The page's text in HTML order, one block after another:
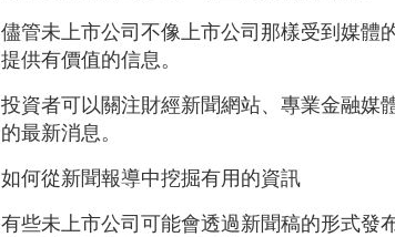
儘管未上市公司不像上市公司那樣受到媒體
提供有價值的信息。
投資者可以關注財經新聞網站、專業金融媒
的最新消息。
如何從新聞報導中挖掘有用的資訊
有些未上市公司可能會透過新聞稿的形式發